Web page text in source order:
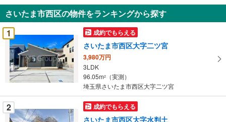
知
を
受
け
取
る
・
条
件
を
マ
さいたま市西区の物件をランキングから探す
1
成約でもらえる
さいたま市西区大字二ツ宮
3,980万円
3LDK
96.05m2
（実測）
埼玉県さいたま市西区大字二ツ宮
2 成約でもらえる
さいたま市西区大字水判土